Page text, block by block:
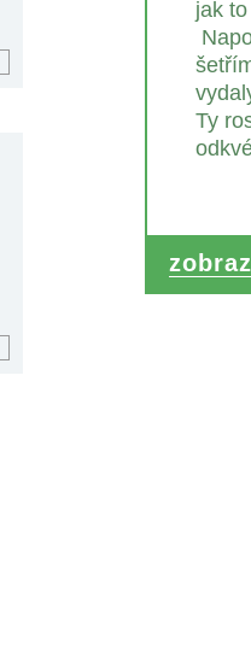
jak
Ty